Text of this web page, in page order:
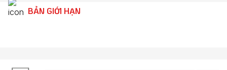
BẢN GIỚI HẠN